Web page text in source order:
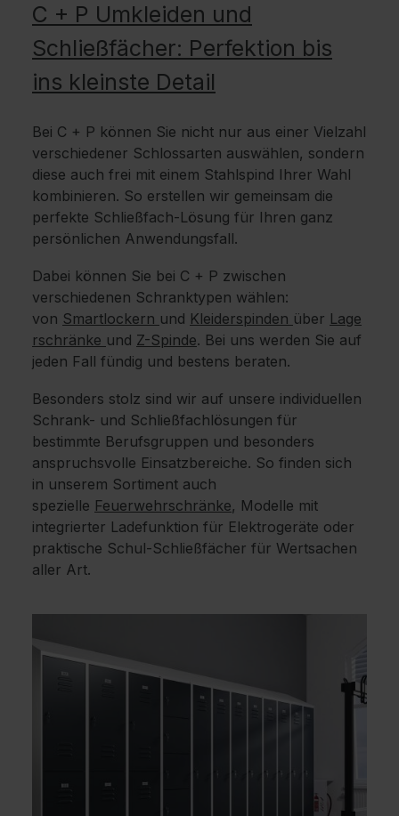
C + P Umkleiden und
Schließfächer: Perfektion bis
ins kleinste Detail
Bei C + P können Sie nicht nur aus einer Vielzahl
verschiedener Schlossarten auswählen, sondern
diese auch frei mit einem Stahlspind Ihrer Wahl
kombinieren. So erstellen wir gemeinsam die
perfekte Schließfach-Lösung für Ihren ganz
persönlichen Anwendungsfall.
Dabei können Sie bei C + P zwischen
verschiedenen Schranktypen wählen:
von Smartlockern und Kleiderspinden über Lage
rschränke und Z-Spinde. Bei uns werden Sie auf
jeden Fall fündig und bestens beraten.
Besonders stolz sind wir auf unsere individuellen
Schrank- und Schließfachlösungen für
bestimmte Berufsgruppen und besonders
anspruchsvolle Einsatzbereiche. So finden sich
in unserem Sortiment auch
spezielle Feuerwehrschränke, Modelle mit
integrierter Ladefunktion für Elektrogeräte oder
praktische Schul-Schließfächer für Wertsachen
aller Art.